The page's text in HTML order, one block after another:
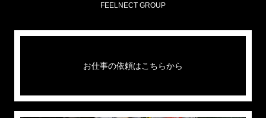
FEELNECT GROUP
お仕事の依頼はこちらから